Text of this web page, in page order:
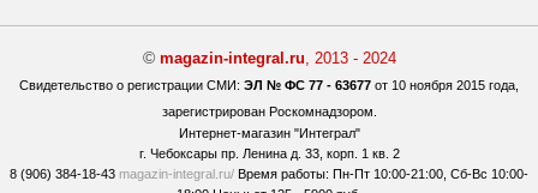
© magazin-integral.ru, 2013 - 2024
Свидетельство о регистрации СМИ: ЭЛ № ФС 77 - 63677 от 10 ноября 2015 года,
зарегистрирован Роскомнадзором.
Интернет-магазин "Интеграл"
г. Чебоксары пр. Ленина д. 33, корп. 1 кв. 2
8 (906) 384-18-43 magazin-integral.ru/ Время работы: Пн-Пт 10:00-21:00, Сб-Вс 10:00-